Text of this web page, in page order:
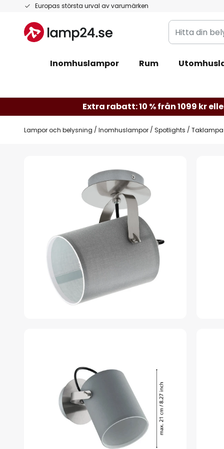
Europas största urval av varumärken
Hoppa
innehållet
Hitta
din
Inomhuslampor Rum
Extra rabatt: 10 % från 1099 kr
Lampor och belysning Inomhuslampor Spotlights